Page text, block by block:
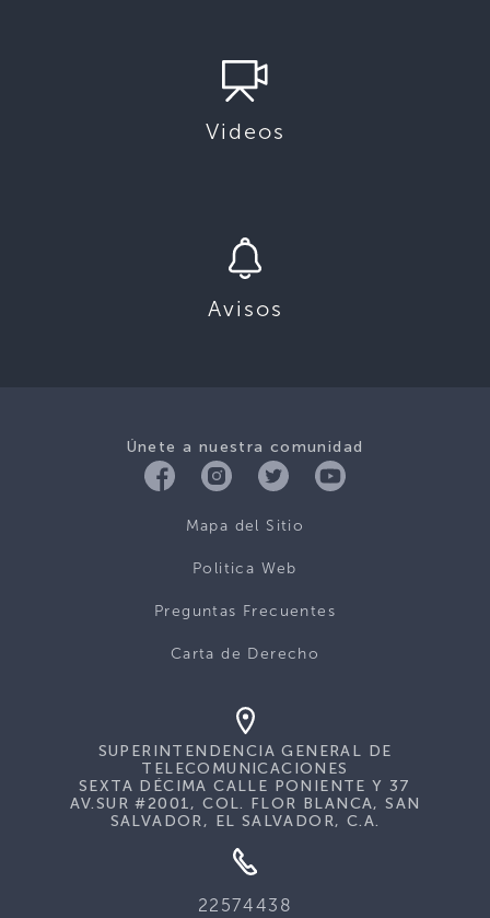
Videos
Avisos
Únete a nuestra comunidad
Mapa del Sitio
Politica Web
Preguntas Frecuentes
Carta de Derecho
SUPERINTENDENCIA GENERAL DE
TELECOMUNICACIONES
SEXTA DÉCIMA CALLE PONIENTE Y 37
AV.SUR #2001, COL. FLOR BLANCA, SAN
SALVADOR, EL SALVADOR, C.A.
22574438